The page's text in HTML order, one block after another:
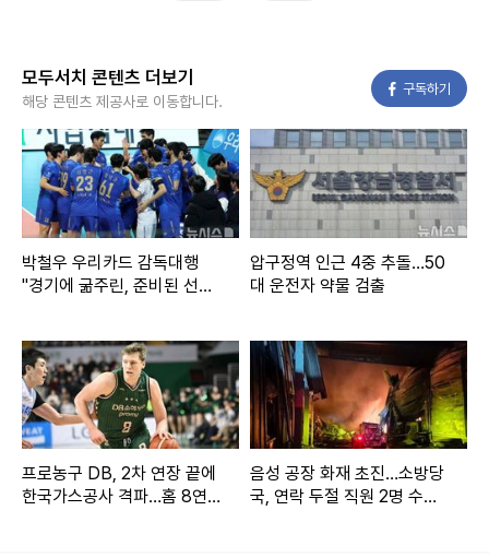
배우 설인아가 '무쇠소녀단2' 촬영 중 부상을 당했다.
뉴시스 보도에 따르면, tvN 예능 무쇠소녀단2는 "설인아가 촬
영 도중 발목 부위에 불편감을 느껴 병원으로 이동했다. 물리
치료와 휴식 소견을 받고 회복 중"이라며 "뼈에는 이상이 없지
만 불편감이 지속 돼 경과를 보며 치료할 예정이다. 촬영은 추
후 경과를 보고 진행할 것"이라고 5일 밝혔다.
최근 배우 박주현 역시 차량 접촉 사고로 무쇠소녀단2 녹화에
불참했다. 지난달 25일 방송에서 격투기선수 김동현은 "사실
주현씨가 오전에 가벼운 교통사고를 당했다. 하고 싶다고 했는
데, 쉬는 게 맞다고 판단해 빠지게 됐다"고 했다.
모두서치 콘텐츠 더보기
해당 콘텐츠 제공사로 이동합니다.
구독하기
박철우 우리카드 감독대행
"경기에 굶주린, 준비된 선수
압구정역 인근 4중 추돌…50
대 운전자 약물 검출
프로농구 DB, 2차 연장 끝에
한국가스공사 격파…홈 8연
음성 공장 화재 초진…소방당
국, 연락 두절 직원 2명 수색